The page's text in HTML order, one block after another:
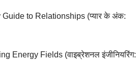
to Relationships (प्यार के अंक:
Energy Fields (वाइब्रेशनल इंजीनियरिंग: